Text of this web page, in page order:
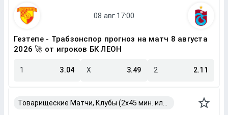
Гезтепе - Трабзонспор прогноз на матч 8 августа
2026 🚀 от игроков БК ЛЕОН
1 3.04 X 3.49 2 2.11